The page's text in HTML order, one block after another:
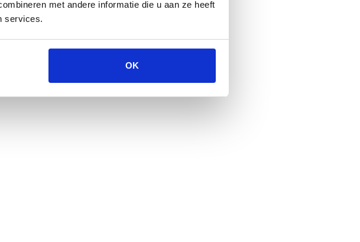
met andere informatie die u aan ze heeft
services.
OK